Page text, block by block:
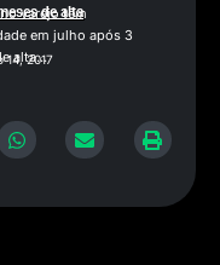
de alta
varejo têm
em julho após 3
alta...
14, 2017